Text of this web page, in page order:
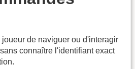
joueur de naviguer ou d'interagir
connaître l'identifiant exact